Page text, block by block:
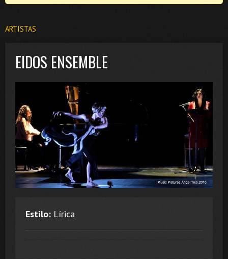
ARTISTAS
EIDOS ENSEMBLE
Estilo: Lírica